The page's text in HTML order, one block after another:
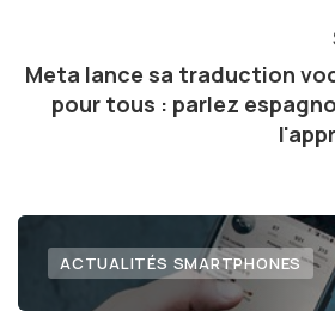
Meta lance sa traduction
pour tous : parlez
ACTUALITÉS SMARTPHONES